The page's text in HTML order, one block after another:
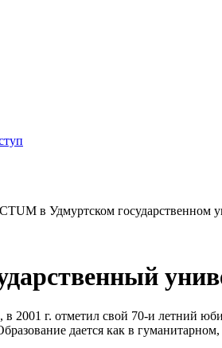
в Удмуртском государственном
2001 г. отметил свой 70-и летний
дается как в